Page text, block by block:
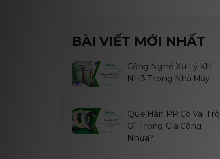
BÀI VIẾT MỚI NHẤT
Công Nghệ Xử Lý Khí
NH3 Trong Nhà Máy
Que Hàn PP Có Vai Trò
Gì Trong Gia Công
Nhựa?